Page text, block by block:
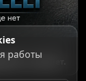
а где нет.
работы